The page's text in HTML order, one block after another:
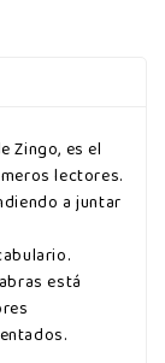
Zingo, es el
lectores.
a juntar
está